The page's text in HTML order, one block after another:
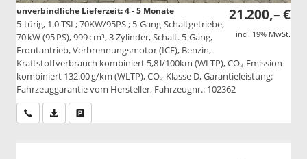
21.200,– €
incl. 19% MwSt.
unverbindliche Lieferzeit: 4 - 5 Monate
5-türig, 1.0 TSI ; 70KW/95PS ; 5-Gang-Schaltgetriebe,
70 kW (95 PS), 999 cm³, 3 Zylinder, Schalt. 5-Gang,
Frontantrieb, Verbrennungsmotor (ICE), Benzin,
Kraftstoffverbrauch kombiniert 5,8 l/100km (WLTP), CO₂-Emission
kombiniert 132.00 g/km (WLTP), CO₂-Klasse D, Garantieleistung:
Fahrzeuggarantie vom Hersteller, Fahrzeugnr.: 102362
Wir rufen Sie anPDF-Datei, Fahrzeugexposé drucken